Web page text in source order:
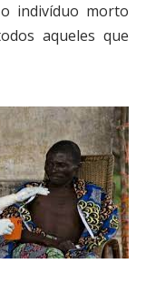
indivíduo morto
aqueles que